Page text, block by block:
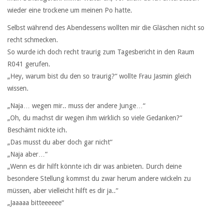
wieder eine trockene um meinen Po hatte.
Selbst während des Abendessens wollten mir die Gläschen nicht so
recht schmecken.
So wurde ich doch recht traurig zum Tagesbericht in den Raum
R041 gerufen.
„Hey, warum bist du den so traurig?“ wollte Frau Jasmin gleich
wissen.
„Naja… wegen mir.. muss der andere Junge…“
„Oh, du machst dir wegen ihm wirklich so viele Gedanken?“
Beschämt nickte ich.
„Das musst du aber doch gar nicht“
„Naja aber…“
„Wenn es dir hilft könnte ich dir was anbieten. Durch deine
besondere Stellung kommst du zwar herum andere wickeln zu
müssen, aber vielleicht hilft es dir ja..“
„Jaaaaa bitteeeeee“